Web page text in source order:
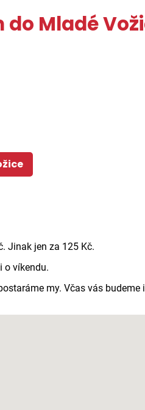
Mladé
Jinak jen za 125 Kč.
o víkendu.
my. Včas vás